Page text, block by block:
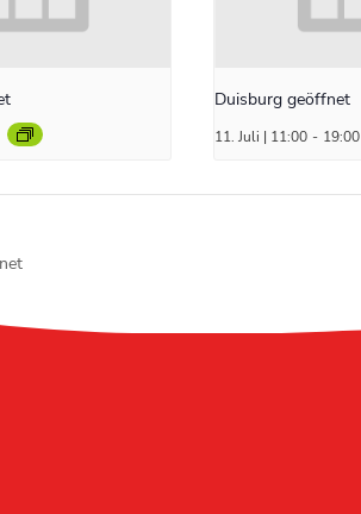
Duisburg geöffnet
11. Juli | 11:00 - 19:00